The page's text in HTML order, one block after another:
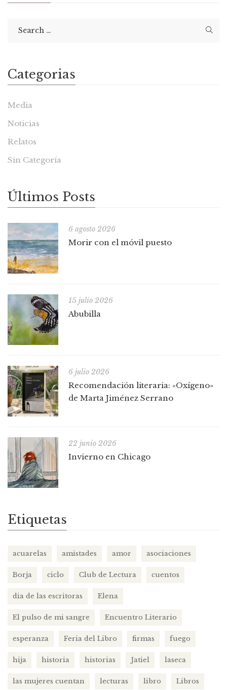
Categorias
Media
Noticias
Relatos
Sin Categoría
Últimos Posts
6 agosto 2026
Morir con el móvil puesto
15 julio 2026
Abubilla
6 julio 2026
Recomendación literaria: «Oxígeno»
de Marta Jiménez Serrano
22 junio 2026
Invierno en Chicago
Etiquetas
acuarelas amistades amor asociaciones
Borja ciclo Club de Lectura cuentos
dia de las escritoras Elena
El pulso de mi sangre Encuentro Literario
esperanza Feria del Libro firmas fuego
hija historia historias Jatiel laseca
las mujeres cuentan lecturas libro Libros